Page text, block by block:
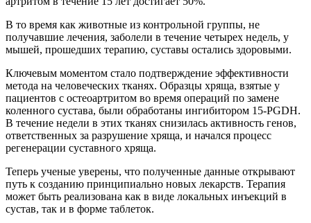
В то время как животные из контрольной группы, не
получавшие лечения, заболели в течение четырех недель, у
мышей, прошедших терапию, суставы остались здоровыми.
Ключевым моментом стало подтверждение эффективности
метода на человеческих тканях. Образцы хряща, взятые у
пациентов с остеоартритом во время операций по замене
коленного сустава, были обработаны ингибитором 15-PGDH.
В течение недели в этих тканях снизилась активность генов,
ответственных за разрушение хряща, и начался процесс
регенерации суставного хряща.
Теперь ученые уверены, что полученные данные открывают
путь к созданию принципиально новых лекарств. Терапия
может быть реализована как в виде локальных инъекций в
сустав, так и в форме таблеток.